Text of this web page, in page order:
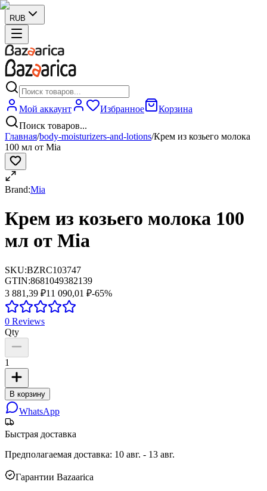
RUB
Мой аккаунт Избранное
Корзина
Поиск товаров...
Главная/body-moisturizers-and-lotions/Крем из козьего молока
100 мл от Mia
Brand:Mia
Крем из козьего молока 100
мл от Mia
SKU:BZRC103747
GTIN:8681049382139
3 881,39 ₽11 090,01 ₽-65%
0 Reviews
Qty
1
В корзину
WhatsApp
Быстрая доставка
Предполагаемая доставка: 10 авг. - 13 авг.
Гарантии Bazaarica